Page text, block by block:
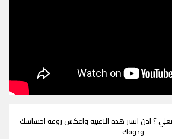
؟ اذن انشر هذه الاغنية واعكس روعة احساسك
وذوقك